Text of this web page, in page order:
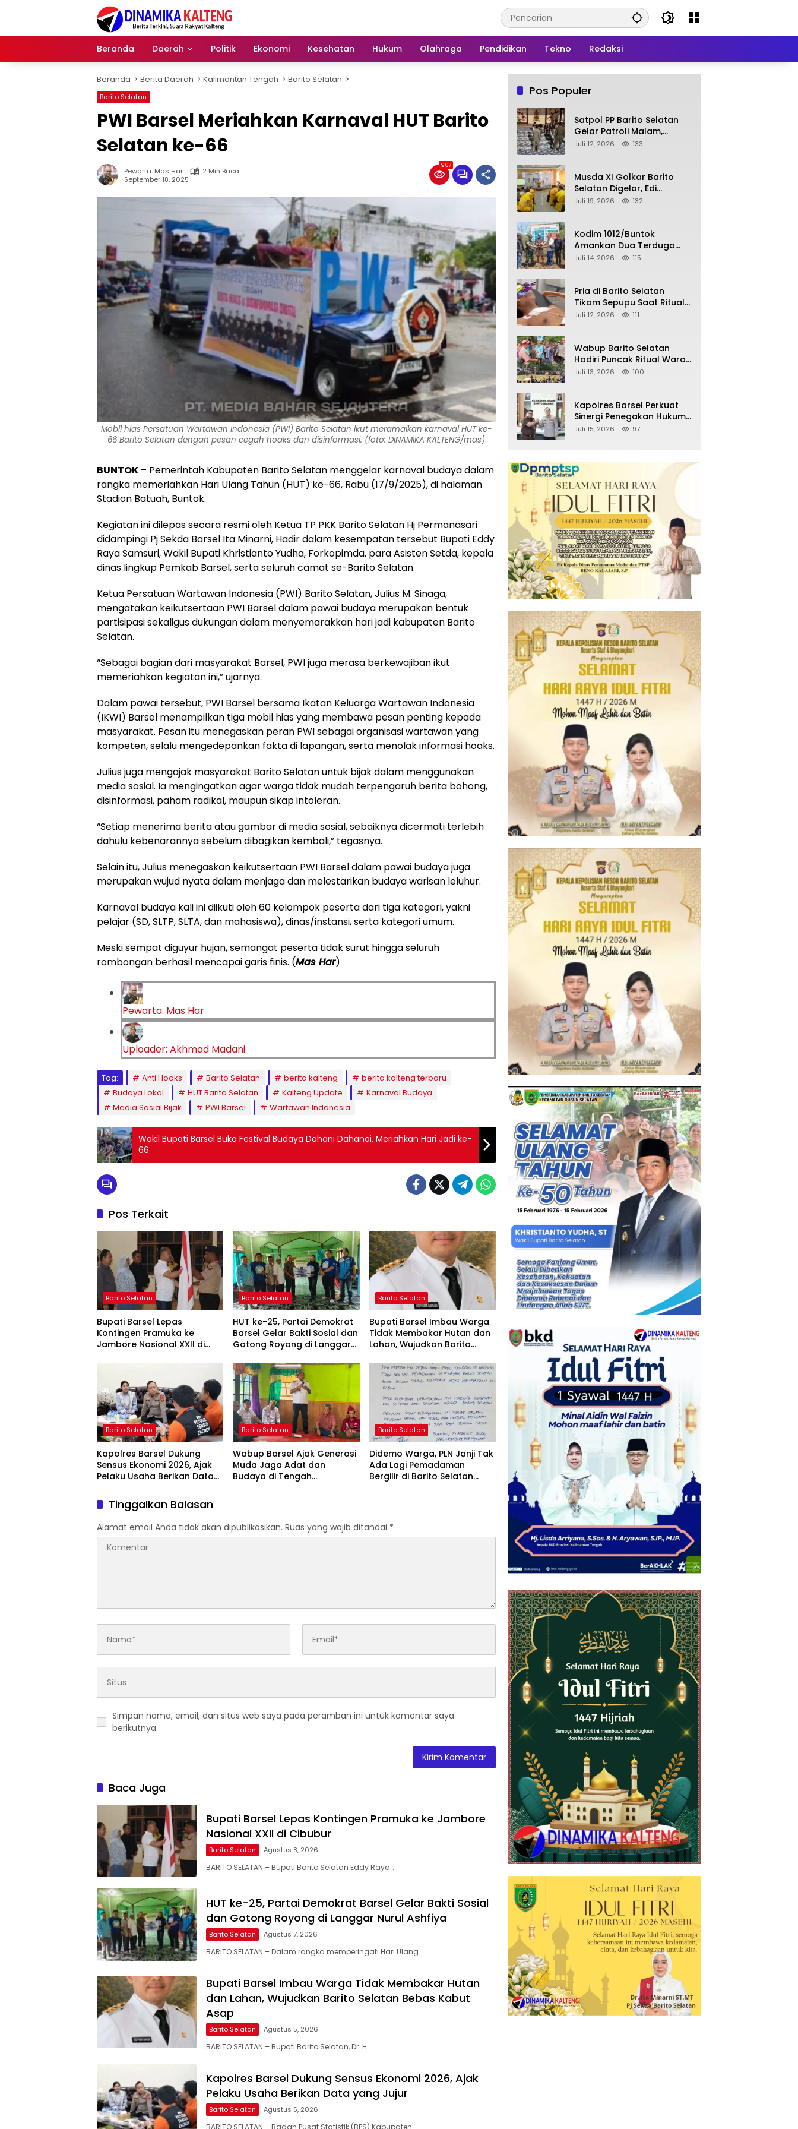
Beranda
Daerah Politik Ekonomi Kesehatan Hukum Olahraga Pendidikan Tekno Redaksi
Beranda Berita Daerah Kalimantan Tengah Barito Selatan
Barito Selatan
PWI Barsel Meriahkan Karnaval HUT Barito
Selatan ke-66
Pewarta: Mas Har
2 Min Baca
September 18, 2025
967
Mobil hias Persatuan Wartawan Indonesia (PWI) Barito Selatan ikut meramaikan karnaval HUT ke-
66 Barito Selatan dengan pesan cegah hoaks dan disinformasi. (foto: DINAMIKA KALTENG/mas)
BUNTOK – Pemerintah Kabupaten Barito Selatan menggelar karnaval budaya dalam
rangka memeriahkan Hari Ulang Tahun (HUT) ke-66, Rabu (17/9/2025), di halaman
Stadion Batuah, Buntok.
Kegiatan ini dilepas secara resmi oleh Ketua TP PKK Barito Selatan Hj Permanasari
didampingi Pj Sekda Barsel Ita Minarni, Hadir dalam kesempatan tersebut Bupati Eddy
Raya Samsuri, Wakil Bupati Khristianto Yudha, Forkopimda, para Asisten Setda, kepala
dinas lingkup Pemkab Barsel, serta seluruh camat se-Barito Selatan.
Ketua Persatuan Wartawan Indonesia (PWI) Barito Selatan, Julius M. Sinaga,
mengatakan keikutsertaan PWI Barsel dalam pawai budaya merupakan bentuk
partisipasi sekaligus dukungan dalam menyemarakkan hari jadi kabupaten Barito
Selatan.
“Sebagai bagian dari masyarakat Barsel, PWI juga merasa berkewajiban ikut
memeriahkan kegiatan ini,” ujarnya.
Dalam pawai tersebut, PWI Barsel bersama Ikatan Keluarga Wartawan Indonesia
(IKWI) Barsel menampilkan tiga mobil hias yang membawa pesan penting kepada
masyarakat. Pesan itu menegaskan peran PWI sebagai organisasi wartawan yang
kompeten, selalu mengedepankan fakta di lapangan, serta menolak informasi hoaks.
Julius juga mengajak masyarakat Barito Selatan untuk bijak dalam menggunakan
media sosial. Ia mengingatkan agar warga tidak mudah terpengaruh berita bohong,
disinformasi, paham radikal, maupun sikap intoleran.
“Setiap menerima berita atau gambar di media sosial, sebaiknya dicermati terlebih
dahulu kebenarannya sebelum dibagikan kembali,” tegasnya.
Selain itu, Julius menegaskan keikutsertaan PWI Barsel dalam pawai budaya juga
merupakan wujud nyata dalam menjaga dan melestarikan budaya warisan leluhur.
Karnaval budaya kali ini diikuti oleh 60 kelompok peserta dari tiga kategori, yakni
pelajar (SD, SLTP, SLTA, dan mahasiswa), dinas/instansi, serta kategori umum.
Meski sempat diguyur hujan, semangat peserta tidak surut hingga seluruh
rombongan berhasil mencapai garis finis. (Mas Har)
Pewarta: Mas Har
Uploader: Akhmad Madani
Tag: Anti Hoaks Barito Selatan berita kalteng
berita kalteng terbaru
Budaya Lokal
HUT Barito Selatan Kalteng Update
Karnaval Budaya
Media Sosial Bijak
PWI Barsel Wartawan Indonesia
Wakil Bupati Barsel Buka Festival Budaya Dahani Dahanai, Meriahkan Hari Jadi ke-
66
Pos Terkait
Barito Selatan
Bupati Barsel Lepas
Kontingen Pramuka ke
Jambore Nasional XXII di
Barito Selatan
HUT ke-25, Partai Demokrat
Barsel Gelar Bakti Sosial dan
Gotong Royong di Langgar
Barito Selatan
Bupati Barsel Imbau Warga
Tidak Membakar Hutan dan
Lahan, Wujudkan Barito
Barito Selatan
Kapolres Barsel Dukung
Sensus Ekonomi 2026, Ajak
Pelaku Usaha Berikan Data
Barito Selatan
Wabup Barsel Ajak Generasi
Muda Jaga Adat dan
Budaya di Tengah
Barito Selatan
Didemo Warga, PLN Janji Tak
Ada Lagi Pemadaman
Bergilir di Barito Selatan
Tinggalkan Balasan
Alamat email Anda tidak akan dipublikasikan. Ruas yang wajib ditandai *
Simpan nama, email, dan situs web saya pada peramban ini untuk komentar saya
berikutnya.
Baca Juga
Bupati Barsel Lepas Kontingen Pramuka ke Jambore
Nasional XXII di Cibubur
Barito Selatan Agustus 8, 2026
BARITO SELATAN – Bupati Barito Selatan Eddy Raya…
HUT ke-25, Partai Demokrat Barsel Gelar Bakti Sosial
dan Gotong Royong di Langgar Nurul Ashfiya
Barito Selatan Agustus 7, 2026
BARITO SELATAN – Dalam rangka memperingati Hari Ulang…
Bupati Barsel Imbau Warga Tidak Membakar Hutan
dan Lahan, Wujudkan Barito Selatan Bebas Kabut
Asap
Barito Selatan Agustus 5, 2026
BARITO SELATAN – Bupati Barito Selatan, Dr. H….
Kapolres Barsel Dukung Sensus Ekonomi 2026, Ajak
Pelaku Usaha Berikan Data yang Jujur
Barito Selatan Agustus 5, 2026
BARITO SELATAN – Badan Pusat Statistik (BPS) Kabupaten…
Pos Populer
Satpol PP Barito Selatan
Gelar Patroli Malam,
Tindak Lanjuti Keluhan
Juli 12, 2026 133
Musda XI Golkar Barito
Selatan Digelar, Edi
Pratowo Targetkan
Juli 19, 2026 132
Kodim 1012/Buntok
Amankan Dua Terduga
Pencuri Aset Perusahaan
Disita
Juli 14, 2026 115
Pria di Barito Selatan
Tikam Sepupu Saat Ritual
Adat Wara, Polisi Amankan
Juli 12, 2026 111
Wabup Barito Selatan
Hadiri Puncak Ritual Wara
Nyalimat, Tegaskan
Juli 13, 2026 100
Kapolres Barsel Perkuat
Sinergi Penegakan Hukum
Lewat Silaturahmi dengan
Juli 15, 2026 97